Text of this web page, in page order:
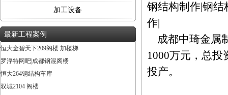
加工设备
最新工程案例
恒大金碧天下209阁楼 加楼梯
罗浮特网吧|成都钢混阁楼
恒大264钢结构车库
双城2104 阁楼
钢结构制作|钢结
作|
成都中琦金属
1000万元，总投
投产。